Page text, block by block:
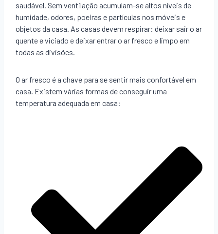
saudável. Sem ventilação acumulam-se altos níveis de
humidade, odores, poeiras e partículas nos móveis e
objetos da casa. As casas devem respirar: deixar sair o ar
quente e viciado e deixar entrar o ar fresco e limpo em
todas as divisões.
O ar fresco é a chave para se sentir mais confortável em
casa. Existem várias formas de conseguir uma
temperatura adequada em casa: